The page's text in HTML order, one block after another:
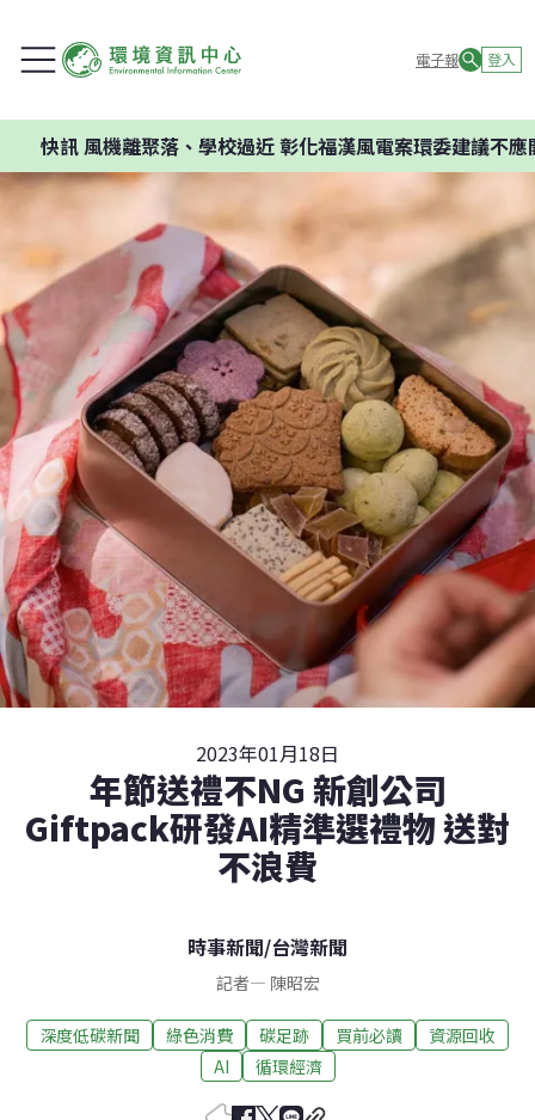
電子報 登入
訊風機離聚落、學校過近 彰化福漢風電案環委建議不應開發
2023年01月18日
年節送禮不NG 新創公司
Giftpack研發AI精準選禮物 送對
不浪費
時事新聞/台灣新聞
記者— 陳昭宏
深度低碳新聞 綠色消費 碳足跡 買前必讀
資源回收
AI
循環經濟